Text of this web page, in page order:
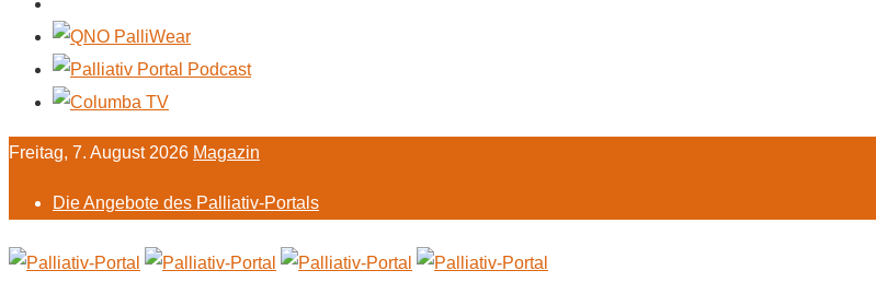
Freitag, 7. August 2026 Magazin
Die Angebote des Palliativ-Portals